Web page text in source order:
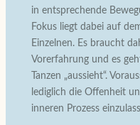
in entsprechende
Fokus liegt dabei auf
Einzelnen. Es braucht
Vorerfahrung und es
Tanzen „aussieht“.
lediglich die Offenheit
inneren Prozess